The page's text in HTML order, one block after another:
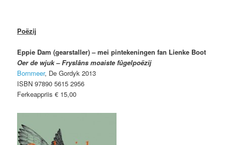
Poëzij
Eppie Dam (gearstaller) – mei pintekeningen fan Lienke Boot
Oer de wjuk – Fryslâns moaiste fûgelpoëzij
Bornmeer, De Gordyk 2013
ISBN 97890 5615 2956
Ferkeappriis € 15,00